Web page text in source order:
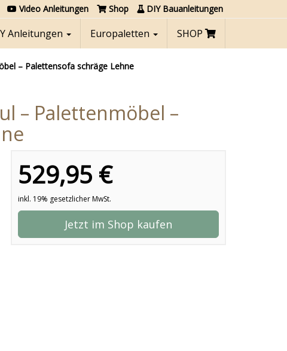
Video Anleitungen Shop DIY Bauanleitungen
Anleitungen Europaletten SHOP
– Palettensofa schräge Lehne
– Palettenmöbel –
529,95 €
inkl. 19% gesetzlicher MwSt.
Jetzt im Shop kaufen